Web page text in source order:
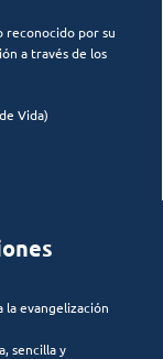
reconocido por su
a través de los
Vida)
la evangelización
sencilla y